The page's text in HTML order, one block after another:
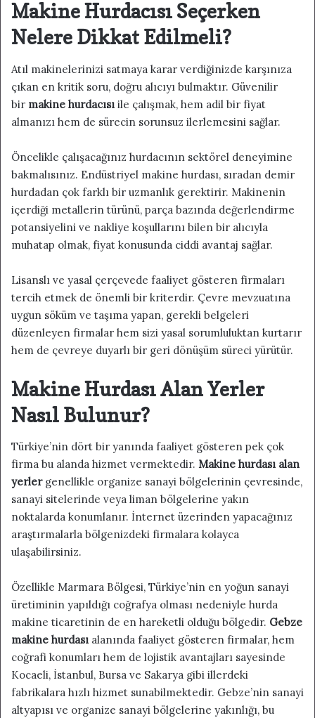
Makine Hurdacısı Seçerken
Nelere Dikkat Edilmeli?
Atıl makinelerinizi satmaya karar verdiğinizde karşınıza
çıkan en kritik soru, doğru alıcıyı bulmaktır. Güvenilir
bir makine hurdacısı ile çalışmak, hem adil bir fiyat
almanızı hem de sürecin sorunsuz ilerlemesini sağlar.
Öncelikle çalışacağınız hurdacının sektörel deneyimine
bakmalısınız. Endüstriyel makine hurdası, sıradan demir
hurdadan çok farklı bir uzmanlık gerektirir. Makinenin
içerdiği metallerin türünü, parça bazında değerlendirme
potansiyelini ve nakliye koşullarını bilen bir alıcıyla
muhatap olmak, fiyat konusunda ciddi avantaj sağlar.
Lisanslı ve yasal çerçevede faaliyet gösteren firmaları
tercih etmek de önemli bir kriterdir. Çevre mevzuatına
uygun söküm ve taşıma yapan, gerekli belgeleri
düzenleyen firmalar hem sizi yasal sorumluluktan kurtarır
hem de çevreye duyarlı bir geri dönüşüm süreci yürütür.
Makine Hurdası Alan Yerler
Nasıl Bulunur?
Türkiye’nin dört bir yanında faaliyet gösteren pek çok
firma bu alanda hizmet vermektedir. Makine hurdası alan
yerlergenellikle organize sanayi bölgelerinin çevresinde,
sanayi sitelerinde veya liman bölgelerine yakın
noktalarda konumlanır. İnternet üzerinden yapacağınız
araştırmalarla bölgenizdeki firmalara kolayca
ulaşabilirsiniz.
Özellikle Marmara Bölgesi, Türkiye’nin en yoğun sanayi
üretiminin yapıldığı coğrafya olması nedeniyle hurda
makine ticaretinin de en hareketli olduğu bölgedir. Gebze
makine hurdası alanında faaliyet gösteren firmalar, hem
coğrafi konumları hem de lojistik avantajları sayesinde
Kocaeli, İstanbul, Bursa ve Sakarya gibi illerdeki
fabrikalara hızlı hizmet sunabilmektedir. Gebze’nin sanayi
altyapısı ve organize sanayi bölgelerine yakınlığı, bu